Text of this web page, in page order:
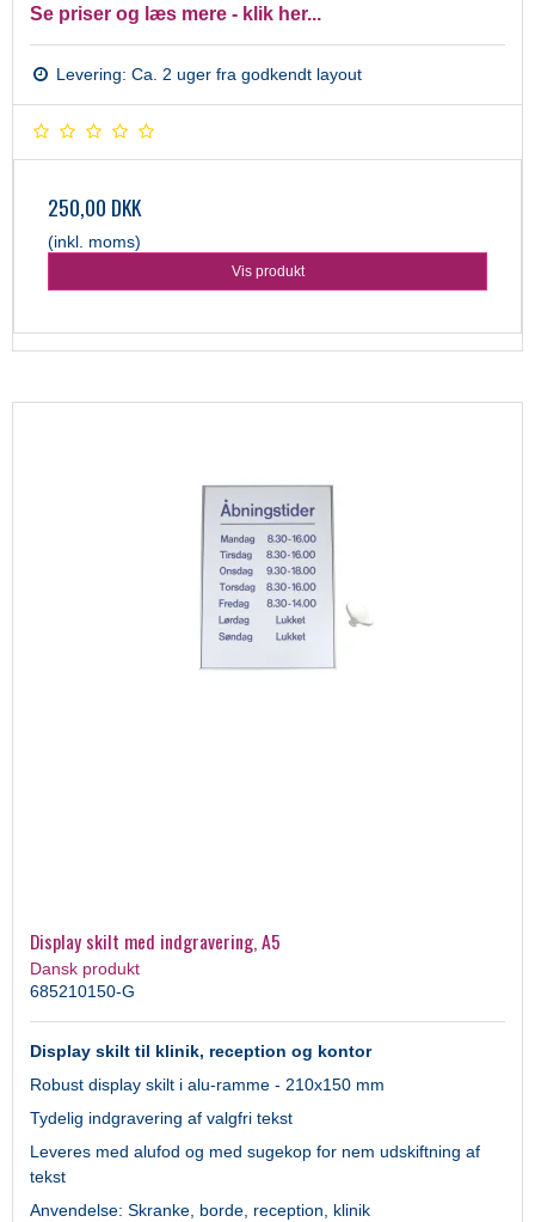
Se priser og læs mere - klik her...
Levering: Ca. 2 uger fra godkendt layout
250,00 DKK
(inkl. moms)
Vis produkt
Display skilt med indgravering, A5
Dansk produkt
685210150-G
Display skilt til klinik, reception og kontor
Robust display skilt i alu-ramme - 210x150 mm
Tydelig indgravering af valgfri tekst
Leveres med alufod og med sugekop for nem udskiftning af
tekst
Anvendelse: Skranke, borde, reception, klinik